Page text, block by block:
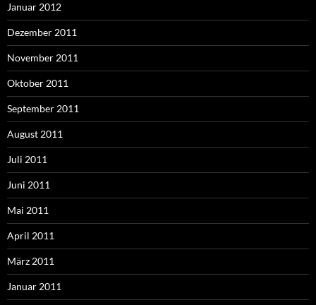
Januar 2012
Dezember 2011
November 2011
Oktober 2011
September 2011
August 2011
Juli 2011
Juni 2011
Mai 2011
April 2011
März 2011
Januar 2011